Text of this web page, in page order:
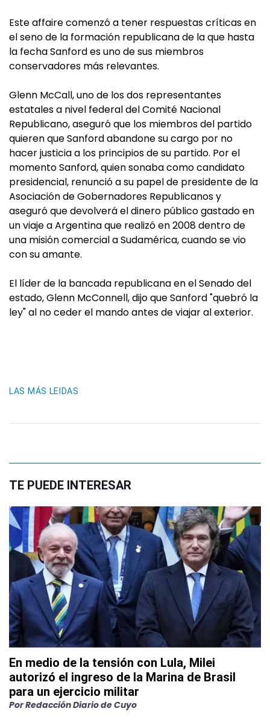
Este affaire comenzó a tener respuestas críticas en
el seno de la formación republicana de la que hasta
la fecha Sanford es uno de sus miembros
conservadores más relevantes.
Glenn McCall, uno de los dos representantes
estatales a nivel federal del Comité Nacional
Republicano, aseguró que los miembros del partido
quieren que Sanford abandone su cargo por no
hacer justicia a los principios de su partido. Por el
momento Sanford, quien sonaba como candidato
presidencial, renunció a su papel de presidente de la
Asociación de Gobernadores Republicanos y
aseguró que devolverá el dinero público gastado en
un viaje a Argentina que realizó en 2008 dentro de
una misión comercial a Sudamérica, cuando se vio
con su amante.
El líder de la bancada republicana en el Senado del
estado, Glenn McConnell, dijo que Sanford "quebró la
ley" al no ceder el mando antes de viajar al exterior.
LAS MÁS LEIDAS
TE PUEDE INTERESAR
En medio de la tensión con Lula, Milei
autorizó el ingreso de la Marina de Brasil
para un ejercicio militar
PorRedacción Diario de Cuyo